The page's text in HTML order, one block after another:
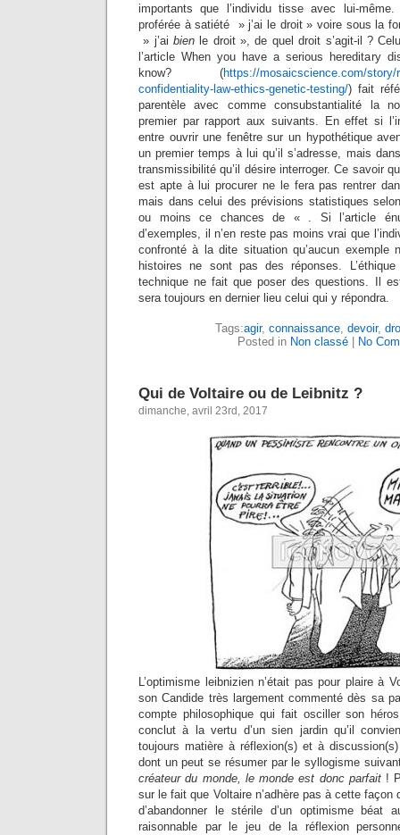
importants que l’individu tisse avec lui-
proférée à satiété » j’ai le droit » voire sous la
» j’aibien le droit », de quel droit s’agit-il ?
l’article When you have a serious hereditary
know? (https://mosaicscience.com/story/
confidentiality-law-ethics-genetic-testing/) fait
parentèle avec comme consubstantialité la
premier par rapport aux suivants. En effet si
entre ouvrir une fenêtre sur un hypothétique
un premier temps à lui qu’il s’adresse, mais
transmissibilité qu’il désire interroger. Ce savoir
est apte à lui procurer ne le fera pas rentrer
mais dans celui des prévisions statistiques
ou moins ce chances de « . Si l’article
d’exemples, il n’en reste pas moins vrai que
confronté à la dite situation qu’aucun exemple
histoires ne sont pas des réponses.
technique ne fait que poser des questions. Il
sera toujours en dernier lieu celui qui y répondra.
Tags:agir, connaissance, devoir,
Posted in Non classé| No
Qui de Voltaire ou de Leibnitz ?
dimanche, avril 23rd, 2017
L’optimisme leibnizien n’était pas pour plaire à
son Candide très largement commenté dès sa
compte philosophique qui fait osciller son
conclut à la vertu d’un sien jardin qu’il
toujours matière à réflexion(s) et à
dont un peut se résumer par le syllogisme
créateur du monde, le monde est donc parfait!
sur le fait que Voltaire n’adhère pas à cette façon
d’abandonner le stérile d’un optimisme béat
raisonnable par le jeu de la réflexion